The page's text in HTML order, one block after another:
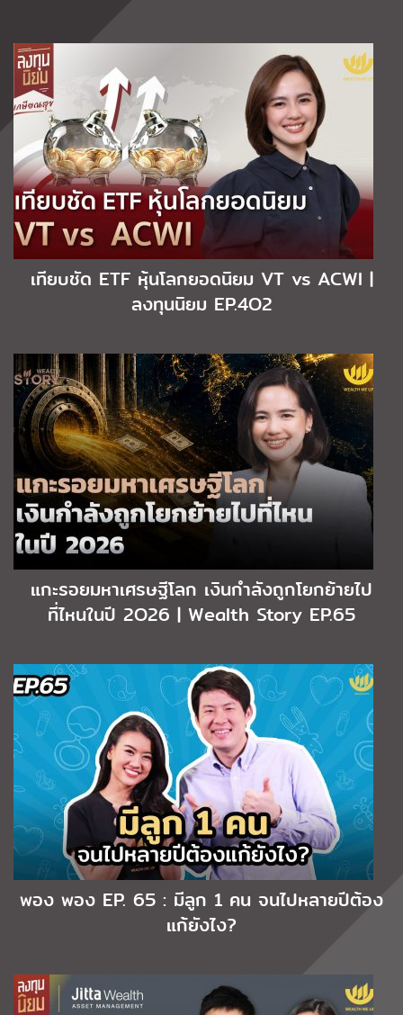
เทียบชัด ETF หุ้นโลกยอดนิยม VT vs ACWI |
ลงทุนนิยม EP.4O2
แกะรอยมหาเศรษฐีโลก เงินกำลังถูกโยกย้ายไป
ที่ไหนในปี 2O26 | Wealth Story EP.65
พอง พอง EP. 65 : มีลูก 1 คน จนไปหลายปีต้อง
แก้ยังไง?